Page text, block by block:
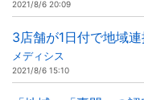
2021/8/6 20:09
3店舗が1日付で地域
メディシス
2021/8/6 15:10